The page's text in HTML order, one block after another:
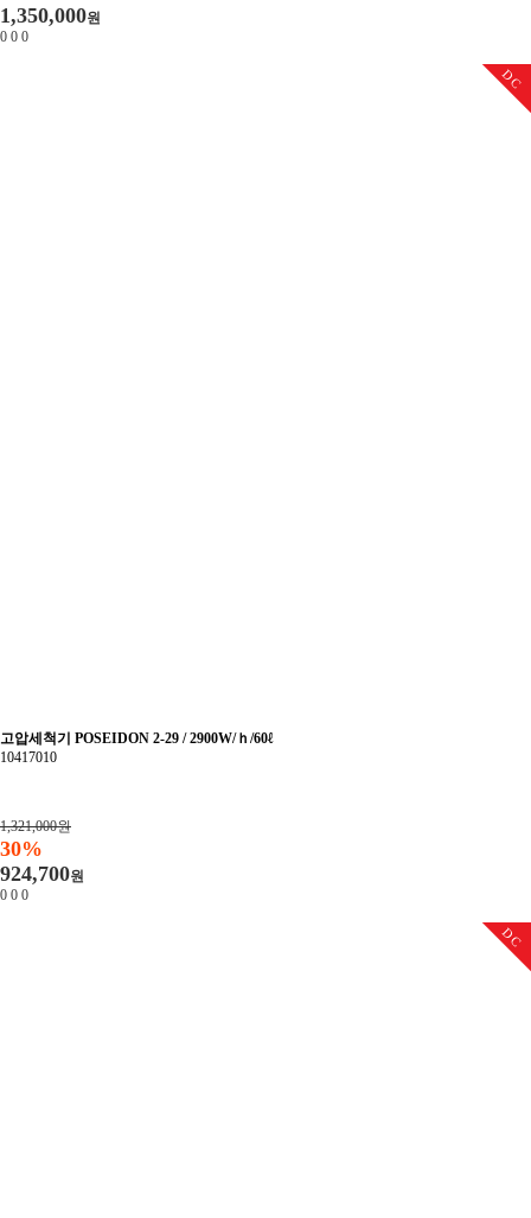
1,350,000원
0 0 0
DC
고압세척기 POSEIDON 2-29 / 2900W/ｈ/60ℓ
10417010
1,321,000원
30%
924,700원
0 0 0
DC